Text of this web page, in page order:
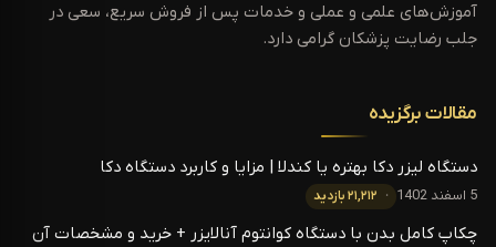
آموزش‌های علمی و عملی و خدمات پس از فروش سریع، سعی در
جلب رضایت پزشکان گرامی دارد.
مقالات برگزیده
دستگاه لیزر دکا بهتره یا کندلا | مزایا و کاربرد دستگاه دکا
5 اسفند 1402 ۲۱,۲۱۲ بازدید
چکاپ کامل بدن با دستگاه کوانتوم آنالایزر + خرید و مشخصات آن